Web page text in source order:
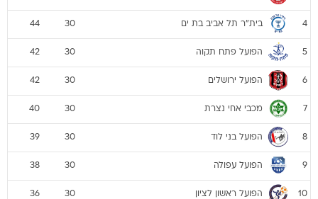
4 בית"ר תל אביב בת ים 30
44
5 הפועל פתח תקוה 30
42
6 הפועל ירושלים 30
42
7 מכבי אחי נצרת 30
40
8 הפועל בני לוד 30
39
9 הפועל עפולה 30
38
10 הפועל ראשון לציון 30
36